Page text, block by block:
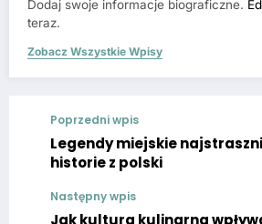
Dodaj swoje informacje biograficzne.
teraz.
Zobacz Wszystkie Wpisy